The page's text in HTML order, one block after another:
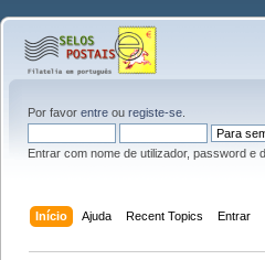
Por favor entre ou registe-se
Entrar com nome de utilizador, password e
Início Ajuda Recent Topics Entrar